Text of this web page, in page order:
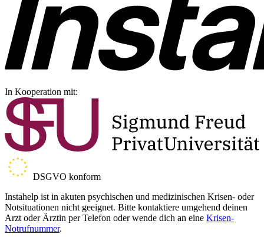
In Kooperation mit:
DSGVO konform
Instahelp ist in akuten psychischen und medizinischen Krisen- oder
Notsituationen nicht geeignet. Bitte kontaktiere umgehend deinen
Arzt oder Ärztin per Telefon oder wende dich an eine Krisen-
Notrufnummer.